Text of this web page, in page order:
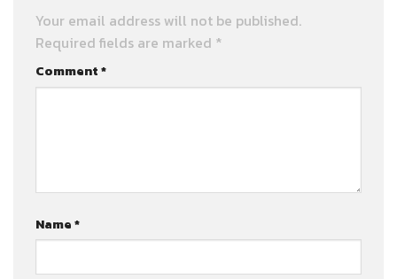
Your email address will not be published.
Required fields are marked *
Comment*
Name*